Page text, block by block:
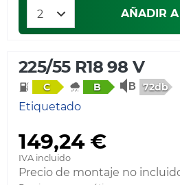
AÑADIR
225/55 R18 98 V
C B 72db
Etiquetado
149,24 €
IVA incluido
Precio de montaje no